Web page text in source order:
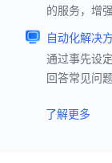
的服务，增
自动化解决
通过事先设
回答常见问
了解更多